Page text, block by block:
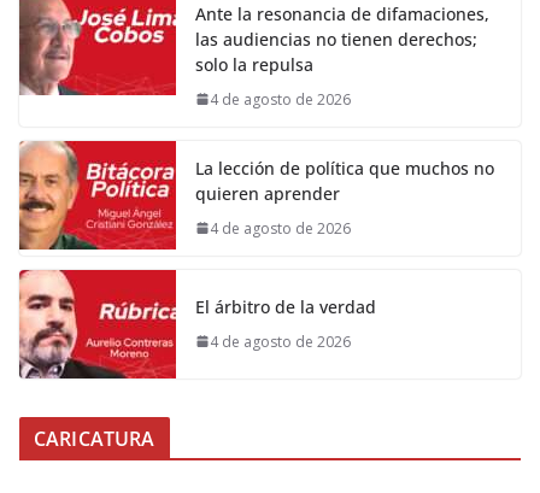
Ante la resonancia de difamaciones,
las audiencias no tienen derechos;
solo la repulsa
4 de agosto de 2026
La lección de política que muchos no
quieren aprender
4 de agosto de 2026
El árbitro de la verdad
4 de agosto de 2026
CARICATURA